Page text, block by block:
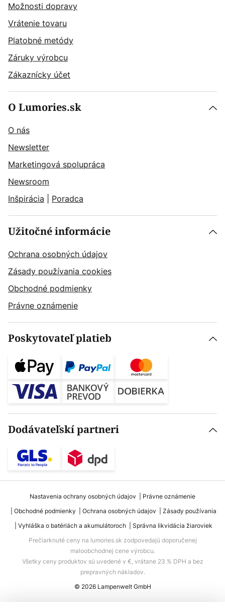
Možnosti dopravy
Vrátenie tovaru
Platobné metódy
Záruky výrobcu
Zákaznícky účet
O Lumories.sk
O nás
Newsletter
Marketingová spolupráca
Newsroom
Inšpirácia
Poradca
Užitočné informácie
Ochrana osobných údajov
Zásady používania cookies
Obchodné podmienky
Právne oznámenie
Poskytovateľ platieb
Dodávateľskí partneri
Nastavenia ochrany osobných údajov
Právne oznámenie
Obchodné podmienky
Ochrana osobných údajov
Zásady používania
Vyhláška o batériách a akumulátoroch
Správna likvidácia žiaroviek
Prečiarknuté ceny na lumories.sk zodpovedajú doporučenej
maloobchodnej cene výrobcu.
Všetky ceny produktov sú uvedené v €, vrátane 23 % DPH a bez
prepravných nákladov.
© 2026 Lampenwelt GmbH